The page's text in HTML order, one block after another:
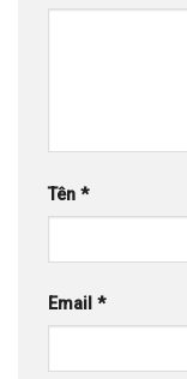
Tên *
Email *